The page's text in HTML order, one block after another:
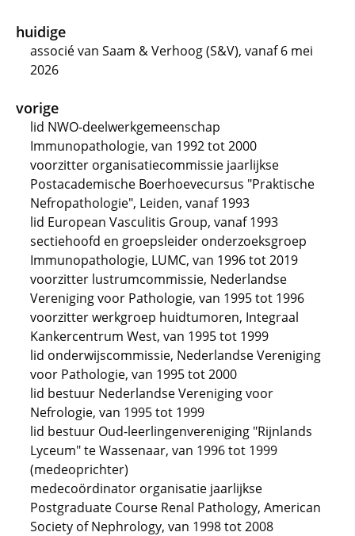
huidige
associé van Saam & Verhoog (S&V), vanaf 6 mei
2026
vorige
lid NWO-deelwerkgemeenschap
Immunopathologie, van 1992 tot 2000
voorzitter organisatiecommissie jaarlijkse
Postacademische Boerhoevecursus "Praktische
Nefropathologie", Leiden, vanaf 1993
lid European Vasculitis Group, vanaf 1993
sectiehoofd en groepsleider onderzoeksgroep
Immunopathologie, LUMC, van 1996 tot 2019
voorzitter lustrumcommissie, Nederlandse
Vereniging voor Pathologie, van 1995 tot 1996
voorzitter werkgroep huidtumoren, Integraal
Kankercentrum West, van 1995 tot 1999
lid onderwijscommissie, Nederlandse Vereniging
voor Pathologie, van 1995 tot 2000
lid bestuur Nederlandse Vereniging voor
Nefrologie, van 1995 tot 1999
lid bestuur Oud-leerlingenvereniging "Rijnlands
Lyceum" te Wassenaar, van 1996 tot 1999
(medeoprichter)
medecoördinator organisatie jaarlijkse
Postgraduate Course Renal Pathology, American
Society of Nephrology, van 1998 tot 2008